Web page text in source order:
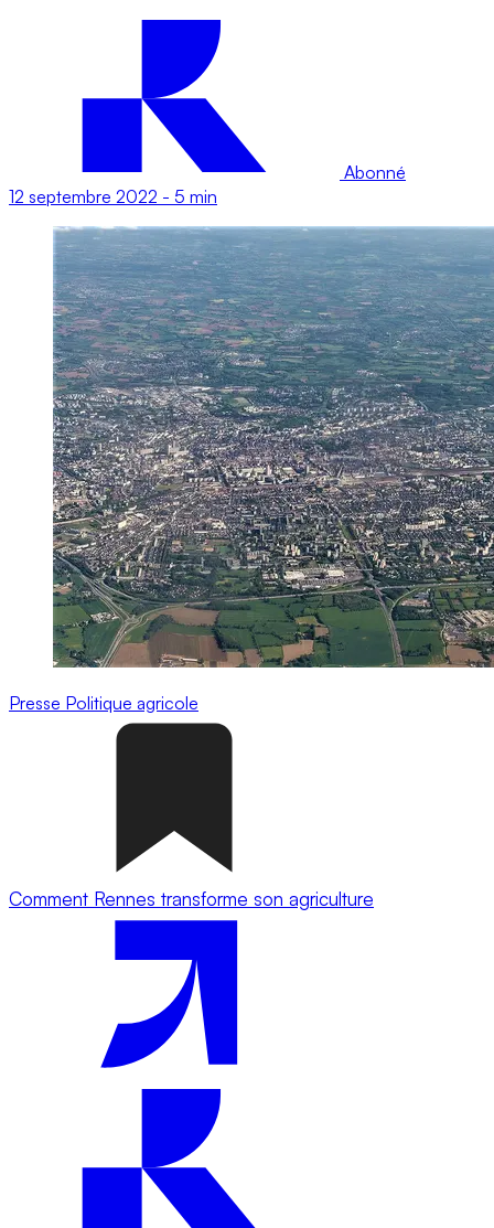
Abonné
12 septembre 2022 - 5 min
Presse Politique agricole
Comment Rennes transforme son agriculture